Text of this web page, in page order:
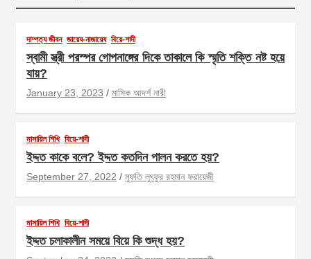
দাম্পত্য জীবন জায়েয-নাজায়েয বিয়ে-শাদী
স্বামী স্ত্রী পরস্পর গোপনাঙ্গের দিকে তাকালে কি স্মৃতি শক্তি নষ্ট হয়ে
যায়?
January 23, 2023 মাসিক আদর্শ নারী
মাসায়িল শিখি বিয়ে-শাদী
ইদ্দত কাকে বলে? ইদ্দত কতদিন পালন করতে হয়?
September 27, 2022 মুফতি লুৎফুর রহমান ফরায়েজী
মাসায়িল শিখি বিয়ে-শাদী
ইদ্দত চলাকালীন সময়ে বিয়ে কি শুদ্ধ হয়?